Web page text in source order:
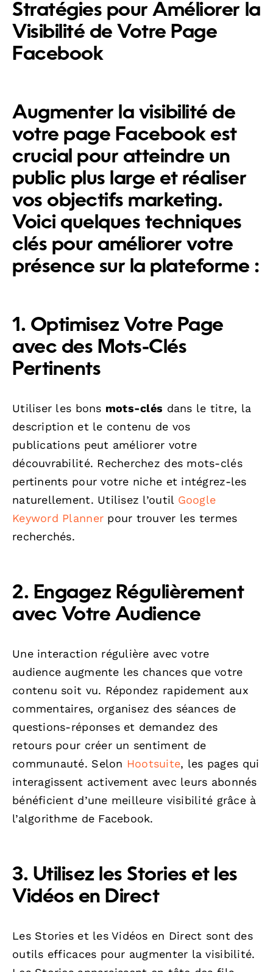
Stratégies pour Améliorer la
Visibilité de Votre Page
Facebook
Augmenter la visibilité de
votre page Facebook est
crucial pour atteindre un
public plus large et réaliser
vos objectifs marketing.
Voici quelques techniques
clés pour améliorer votre
présence sur la plateforme :
1. Optimisez Votre Page
avec des Mots-Clés
Pertinents
Utiliser les bons mots-clés dans le titre, la
description et le contenu de vos
publications peut améliorer votre
découvrabilité. Recherchez des mots-clés
pertinents pour votre niche et intégrez-les
naturellement. Utilisez l’outil Google
Keyword Planner pour trouver les termes
recherchés.
2. Engagez Régulièrement
avec Votre Audience
Une interaction régulière avec votre
audience augmente les chances que votre
contenu soit vu. Répondez rapidement aux
commentaires, organisez des séances de
questions-réponses et demandez des
retours pour créer un sentiment de
communauté. Selon Hootsuite, les pages qui
interagissent activement avec leurs abonnés
bénéficient d’une meilleure visibilité grâce à
l’algorithme de Facebook.
3. Utilisez les Stories et les
Vidéos en Direct
Les Stories et les Vidéos en Direct sont des
outils efficaces pour augmenter la visibilité.